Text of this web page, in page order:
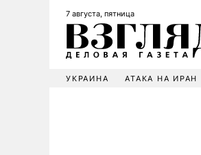
7 августа, пятница
УКРАИНА АТАКА НА ИРАН